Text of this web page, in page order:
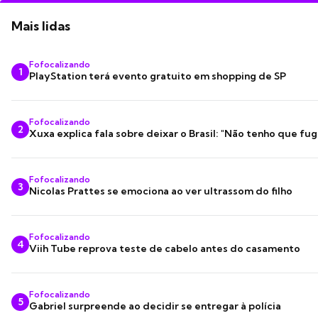
Mais lidas
1
Fofocalizando
PlayStation terá evento gratuito em shopping de SP
2
Fofocalizando
Xuxa explica fala sobre deixar o Brasil: "Não tenho que
3
Fofocalizando
Nicolas Prattes se emociona ao ver ultrassom do filho
4
Fofocalizando
Viih Tube reprova teste de cabelo antes do casamento
5
Fofocalizando
Gabriel surpreende ao decidir se entregar à polícia